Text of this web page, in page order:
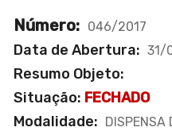
Número: 046/2017
Data de Abertura: 31/
Resumo Objeto:
Situação: FECHADO
Modalidade: DISPENSA